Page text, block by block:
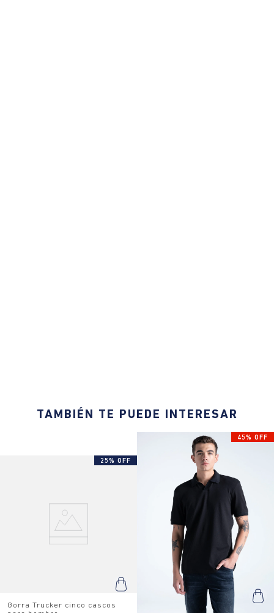
TAMBIÉN TE PUEDE INTERESAR
25% OFF
Gorra Trucker cinco cascos
45% OFF